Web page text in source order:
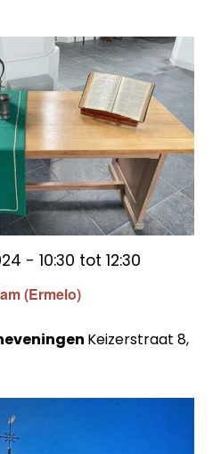
(Ermelo)
- 10:30 tot 12:30
Keizerstraat 8,